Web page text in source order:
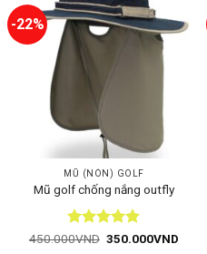
-22%
MŨ (NÓN) GOLF
Mũ golf chống nắng outfly
Được xếp
450.000VND Giá
350.000VND